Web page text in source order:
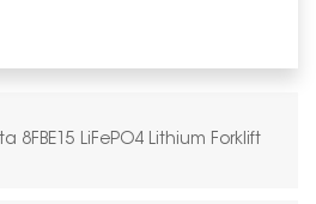
8FBE15 LiFePO4 Lithium Forklift